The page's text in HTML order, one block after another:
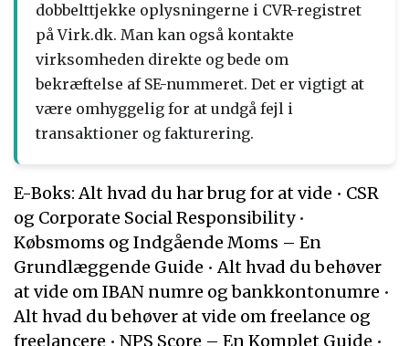
dobbelttjekke oplysningerne i CVR-registret
på Virk.dk. Man kan også kontakte
virksomheden direkte og bede om
bekræftelse af SE-nummeret. Det er vigtigt at
være omhyggelig for at undgå fejl i
transaktioner og fakturering.
E-Boks: Alt hvad du har brug for at vide • CSR
og Corporate Social Responsibility•
Købsmoms og Indgående Moms – En
Grundlæggende Guide •Alt hvad du behøver
at vide om IBAN numre og bankkontonumre •
Alt hvad du behøver at vide om freelance og
freelancere • NPS Score – En Komplet Guide •